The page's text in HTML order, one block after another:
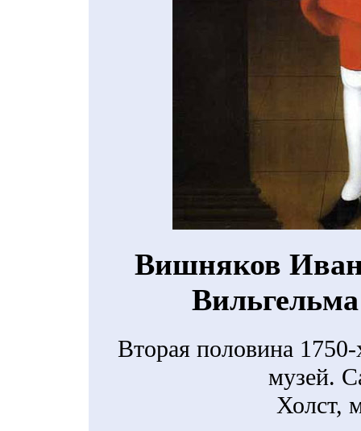
Вишняков
Вторая половина
музей.
Холст,